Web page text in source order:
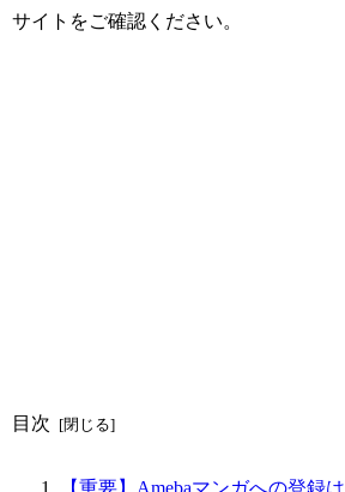
サイトをご確認ください。
目次
【重要】Amebaマンガへの登録は